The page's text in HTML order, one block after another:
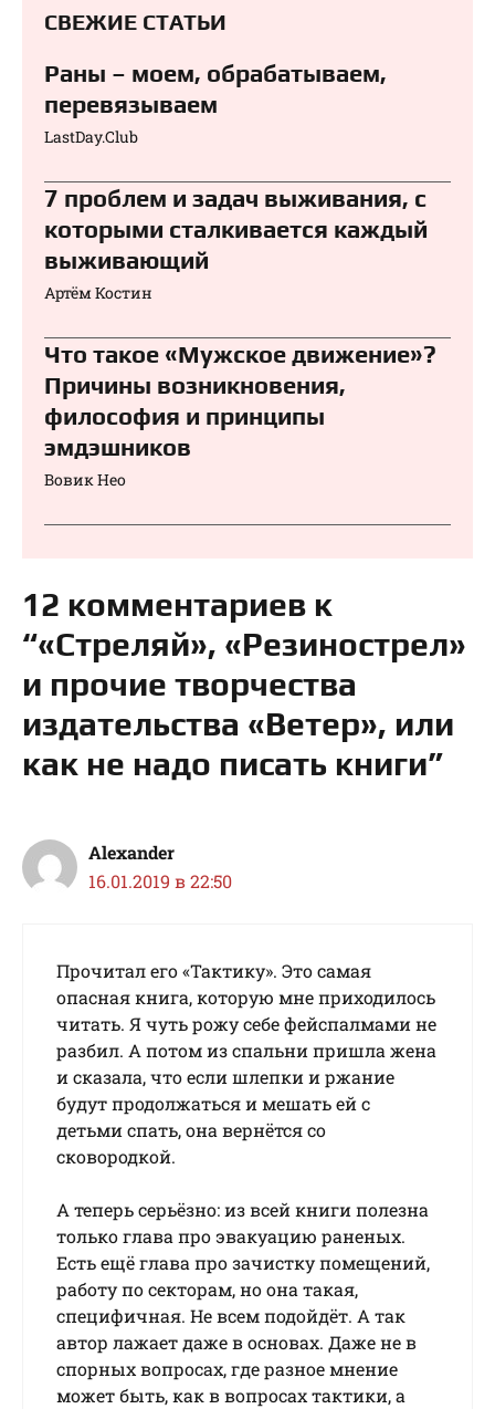
СВЕЖИЕ СТАТЬИ
Раны – моем, обрабатываем,
перевязываем⁠⁠
LastDay.Club
7 проблем и задач выживания, с
которыми сталкивается каждый
выживающий
Артём Костин
Что такое «Мужское движение»?
Причины возникновения,
философия и принципы
эмдэшников
Вовик Нео
12 комментариев к
“«Стреляй», «Резинострел»
и прочие творчества
издательства «Ветер», или
как не надо писать книги”
Alexander
16.01.2019 в 22:50
Прочитал его «Тактику». Это самая
опасная книга, которую мне приходилось
читать. Я чуть рожу себе фейспалмами не
разбил. А потом из спальни пришла жена
и сказала, что если шлепки и ржание
будут продолжаться и мешать ей с
детьми спать, она вернётся со
сковородкой.
А теперь серьёзно: из всей книги полезна
только глава про эвакуацию раненых.
Есть ещё глава про зачистку помещений,
работу по секторам, но она такая,
специфичная. Не всем подойдёт. А так
автор лажает даже в основах. Даже не в
спорных вопросах, где разное мнение
может быть, как в вопросах тактики, а